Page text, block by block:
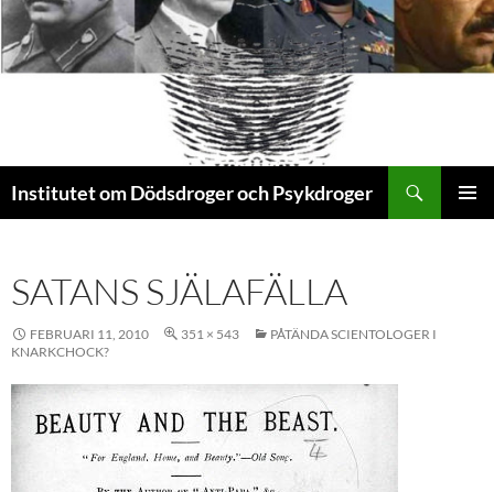
Institutet om Dödsdroger och Psykdroger
SATANS SJÄLAFÄLLA
FEBRUARI 11, 2010 351 × 543
PÅTÄNDA SCIENTOLOGER I
KNARKCHOCK?